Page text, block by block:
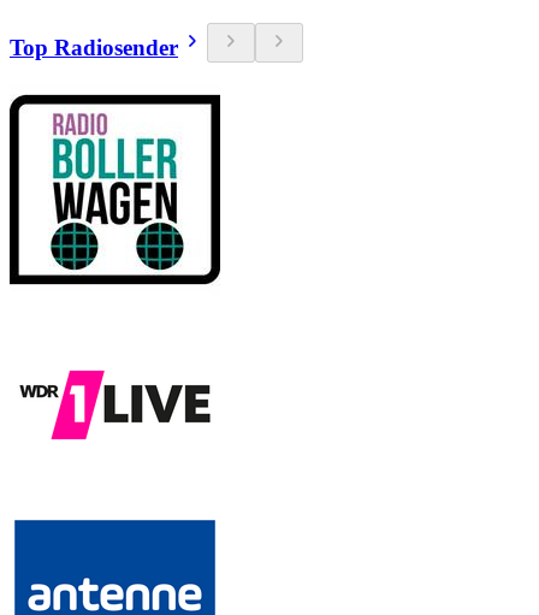
Top Radiosender